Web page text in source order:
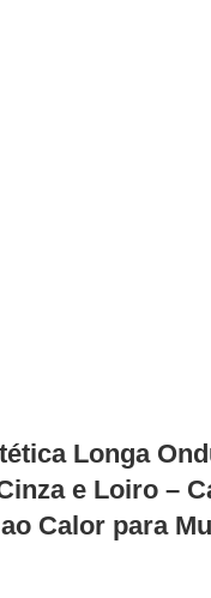
Longa
e Loiro –
Calor para